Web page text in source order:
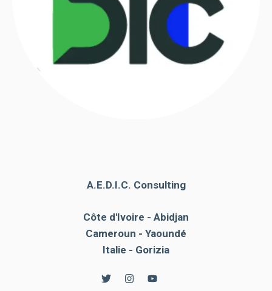
A.E.D.I.C. Consulting
Côte d'Ivoire - Abidjan
Cameroun - Yaoundé
Italie - Gorizia